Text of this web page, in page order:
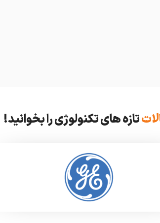
تازه های تکنولوژی را بخوانید!